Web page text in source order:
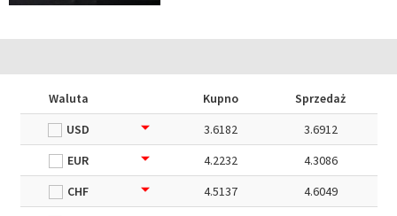
Waluta Kupno
Sprzedaż
USD
3.6182
3.6912
EUR
4.2232
4.3086
CHF
4.5137
4.6049